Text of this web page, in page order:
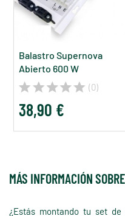
Balastro Supernova
Abierto 600 W
(0)
38,90 €
MÁS INFORMACIÓN
¿Estás montando tu set